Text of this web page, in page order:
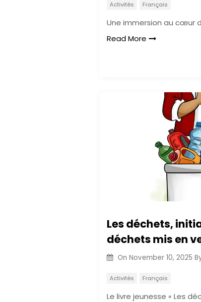
Activités Français
Une immersion au cœur
Read More
Les déchets,
déchets mis en
On November 10, 2025
Activités Français
Le livre jeunesse « Les